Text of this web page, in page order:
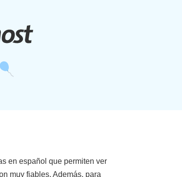
en español que permiten ver
muy fiables. Además, para